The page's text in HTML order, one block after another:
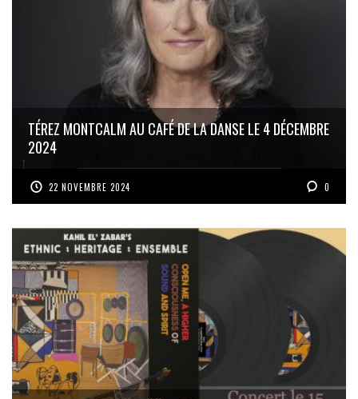
TÉREZ MONTCALM AU CAFÉ DE LA DANSE LE 4 DÉCEMBRE
2024
22 NOVEMBRE 2024 0